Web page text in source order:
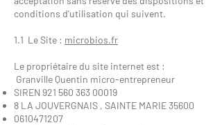
conditions d'utilisation qui suivent.
1.1 Le Site : microbios.fr
Le propriétaire du site internet est :
Granville Quentin micro-entrepreneur
SIREN 921 560 363 00019
8 LA JOUVERGNAIS , SAINTE MARIE 35600
0610471207